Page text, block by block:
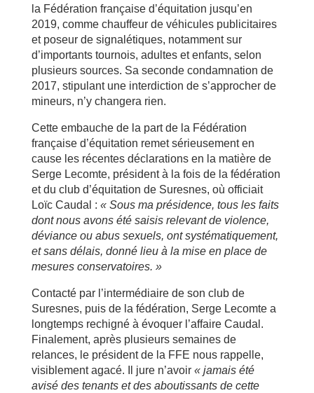
la Fédération française d’équitation jusqu’en
2019, comme chauffeur de véhicules publicitaires
et poseur de signalétiques, notamment sur
d’importants tournois, adultes et enfants, selon
plusieurs sources. Sa seconde condamnation de
2017, stipulant une interdiction de s’approcher de
mineurs, n’y changera rien.
Cette embauche de la part de la Fédération
française d’équitation remet sérieusement en
cause les récentes déclarations en la matière de
Serge Lecomte, président à la fois de la fédération
et du club d’équitation de Suresnes, où officiait
Loïc Caudal : « Sous ma présidence, tous les faits
dont nous avons étésaisis relevant de violence,
déviance ou abus sexuels, ont systématiquement,
et sans délais, donnélieu à la mise en place de
mesures conservatoires. »
Contacté par l’intermédiaire de son club de
Suresnes, puis de la fédération, Serge Lecomte a
longtemps rechigné à évoquer l’affaire Caudal.
Finalement, après plusieurs semaines de
relances, le président de la FFE nous rappelle,
visiblement agacé. Il jure n’avoir « jamais été
avisédes tenants et des aboutissants de cette